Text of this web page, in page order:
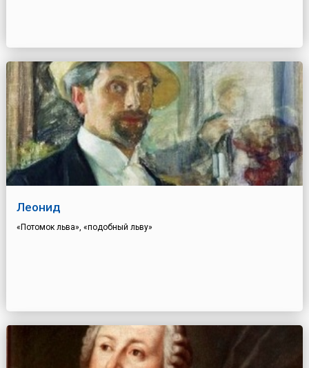
Леонид
«Потомок льва», «подобный льву»